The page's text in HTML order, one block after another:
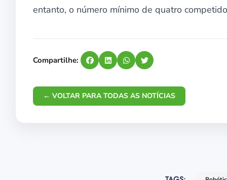
entanto, o número mínimo de quatro
Compartilhe:
← VOLTAR PARA TODAS AS NOTÍCIAS